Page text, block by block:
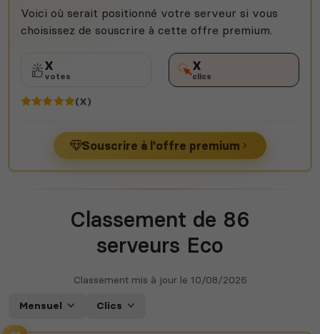
Voici où serait positionné votre serveur si vous
choisissez de souscrire à cette offre premium.
X
votes
X
clics
(X)
Souscrire à l'offre premium
Classement de 86
serveurs Eco
Classement mis à jour le 10/08/2026
Mensuel Clics